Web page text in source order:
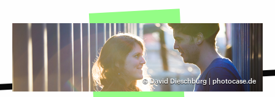
©David Dieschburg | photocase.de